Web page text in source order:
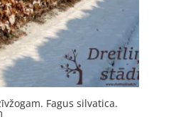
Fagus silvatica.